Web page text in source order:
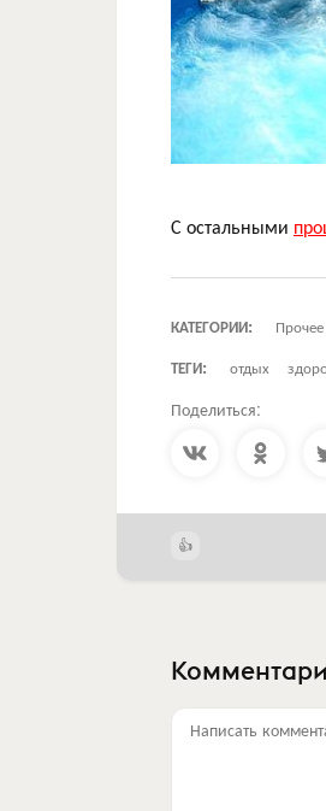
С остальными
КАТЕГОРИИ:
Прочее
ТЕГИ:
отдых
Поделиться:
Написать